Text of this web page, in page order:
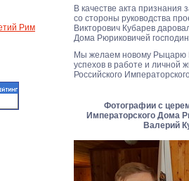
Рим
В качестве акта
со стороны руководства
Викторович Кубарев
Дома Рюриковичей
Мы желаем новому Рыцарю
успехов в работе и личной
Российского
Фотографии с
Императорского Дома
Валерий